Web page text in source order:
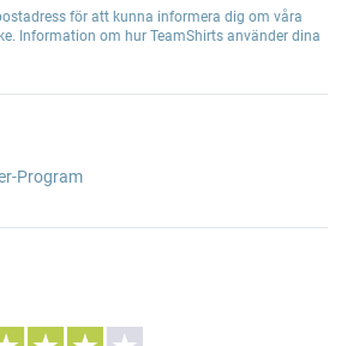
för att kunna informera dig om våra
Information om hur TeamShirts använder dina
Program